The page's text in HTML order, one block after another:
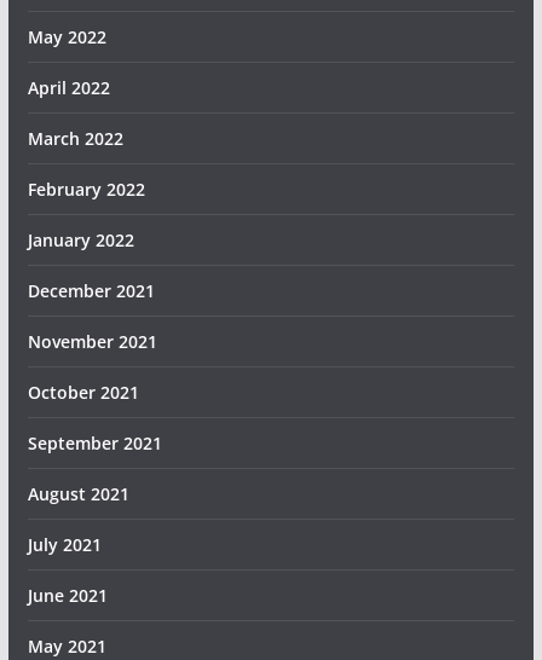
May 2022
April 2022
March 2022
February 2022
January 2022
December 2021
November 2021
October 2021
September 2021
August 2021
July 2021
June 2021
May 2021